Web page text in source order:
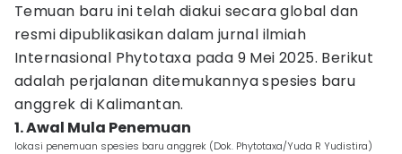
Temuan baru ini telah diakui secara global dan
resmi dipublikasikan dalam jurnal ilmiah
Internasional Phytotaxa pada 9 Mei 2025. Berikut
adalah perjalanan ditemukannya spesies baru
anggrek di Kalimantan.
1. Awal Mula Penemuan
lokasi penemuan spesies baru anggrek (Dok. Phytotaxa/Yuda R Yudistira)